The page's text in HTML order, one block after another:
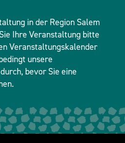
in der Region Salem
Ihre Veranstaltung bitte
Veranstaltungskalender
unsere
durch, bevor Sie eine